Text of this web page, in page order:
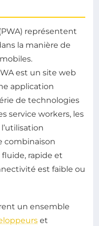
représentent
la manière de
est un site web
application
de technologies
service workers, les
combinaison
rapide et
est faible ou
un ensemble
et